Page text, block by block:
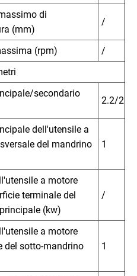
di
(mm)
/
(rpm) /
secondario
2.2/2.2
dell'utensile a
del mandrino
1
a motore
terminale del
(kw)
/
a motore
del sotto-mandrino
1